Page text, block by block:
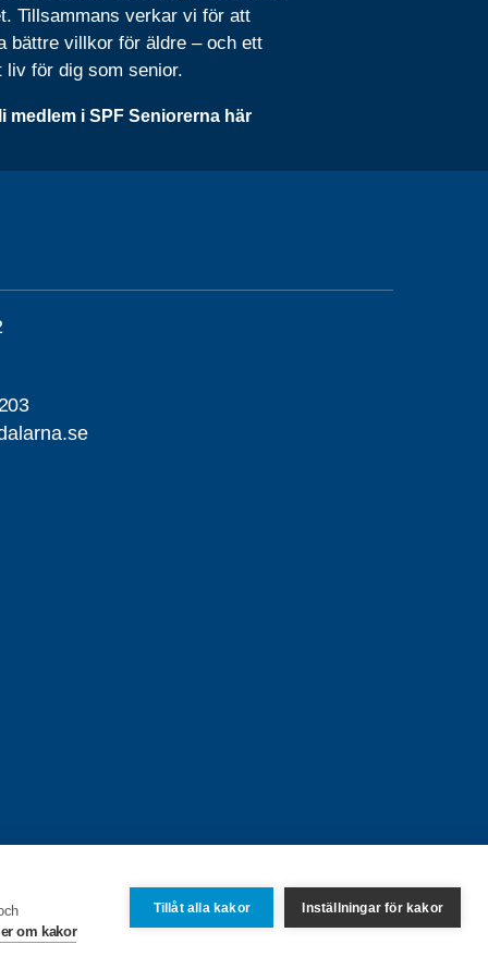
om kakor
Tillåt alla kakor Inställningar för kakor
Tillsammans verkar vi för att
bättre villkor för äldre – och ett
liv för dig som senior.
medlem i SPF Seniorerna här